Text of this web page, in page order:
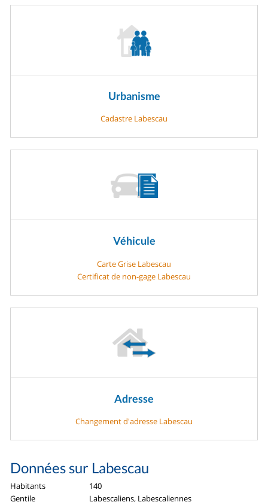
Urbanisme
Cadastre Labescau
Véhicule
Carte Grise Labescau
Certificat de non-gage Labescau
Adresse
Changement d'adresse Labescau
Données sur Labescau
Habitants
140
Gentile
Labescaliens, Labescaliennes